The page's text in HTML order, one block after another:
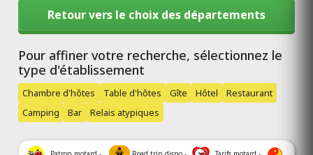
Retour vers le choix des départements
Pour affiner votre recherche, sélectionnez le
type d'établissement
Chambre d'hôtes Table d'hôtes Gîte Hôtel
Restaurant
Camping
Bar Relais atypiques